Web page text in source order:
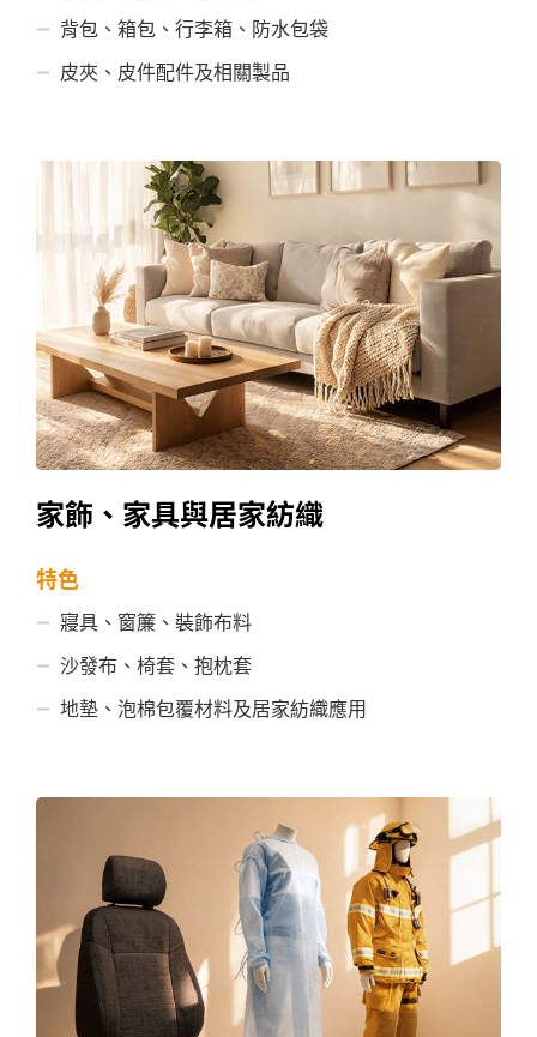
背包、箱包、行李箱、防水包袋
皮夾、皮件配件及相關製品
家飾、家具與居家紡織
特色
寢具、窗簾、裝飾布料
沙發布、椅套、抱枕套
地墊、泡棉包覆材料及居家紡織應用